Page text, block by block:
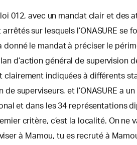
012, avec un mandat clair et des
sur lesquels l’ONASURE se
le mandat à préciser le
d’action général de supervision
indiquées à différents
superviseurs, et l’ONASURE a
et dans les 34 représentations
critère, c’est la localité. On ne
à Mamou, tu es recruté à